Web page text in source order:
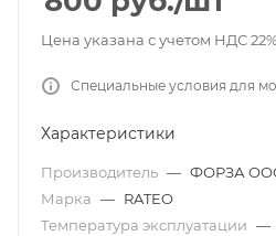
Цена указана с учетом НДС
Специальные условия для
Характеристики
Производитель — ФОРЗА
Марка — RATEO
Температура эксплуатации —